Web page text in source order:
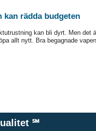
kan rädda budgeten
kan bli dyrt. Men det
allt nytt. Bra ­begagnade
℠